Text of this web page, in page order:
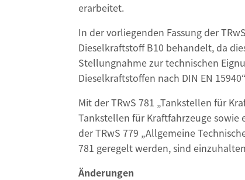
erarbeitet.
In der vorliegenden Fassung der
Dieselkraftstoff B10 behandelt, da
Stellungnahme zur technischen
Dieselkraftstoffen nach DIN EN
Mit der TRwS 781 „Tankstellen für
Tankstellen für Kraftfahrzeuge sowie
der TRwS 779 „Allgemeine
781 geregelt werden, sind
Änderungen